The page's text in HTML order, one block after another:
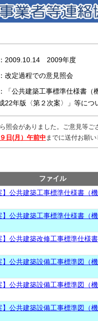
2009.10.14 2009年度
改定過程での意見照会
「公共建築工事標準仕様書（
22年版〈第２次案〉」等に
照会がありました。ご意見等ご
日(月）午前中 までに送付お願い
ファイル
】公共建築工事標準仕様書（
】公共建築工事標準仕様書（
】公共建築改修工事標準仕様
】公共建築設備工事標準図（
】公共建築設備工事標準図（
】公共建築設備工事標準図（